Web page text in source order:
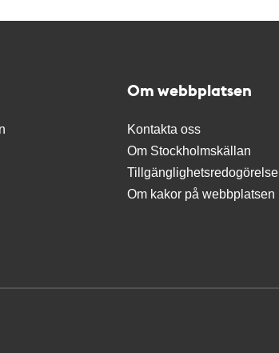
Om webbplatsen
Kontakta oss
Om Stockholmskällan
Tillgänglighetsredogörelse
Om kakor på webbplatsen